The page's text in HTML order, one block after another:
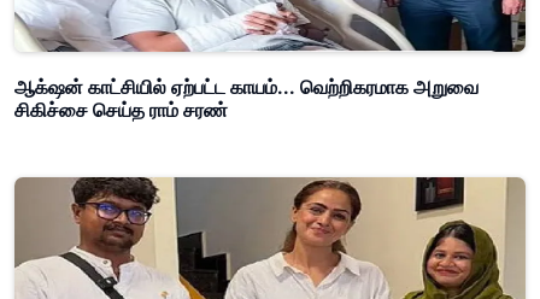
ஆக்‌ஷன் காட்சியில் ஏற்பட்ட காயம்... வெற்றிகரமாக அறுவை
சிகிச்சை செய்த ராம் சரண்